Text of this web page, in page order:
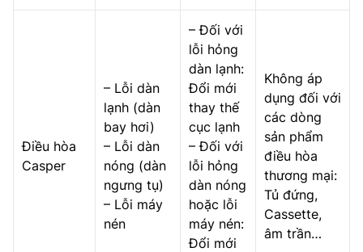
Điều hòa
Casper
– Lỗi dàn
lạnh (dàn
bay hơi)
– Lỗi dàn
nóng (dàn
ngưng tụ)
– Lỗi máy
nén
– Đối với
lỗi hỏng
dàn lạnh:
Đổi mới
thay thế
cục lạnh
– Đối với
lỗi hỏng
dàn nóng
hoặc lỗi
máy nén:
Đổi mới
Không áp
dụng đối với
các dòng
sản phẩm
điều hòa
thương mại:
Tủ đứng,
Cassette,
âm trần…